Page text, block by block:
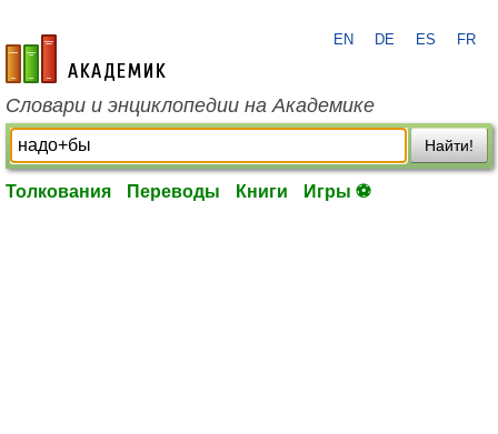
academic.ru
EN DE ES FR
Словари и энциклопедии на Академике
Найти!
Толкования Переводы Книги Игры ⚽